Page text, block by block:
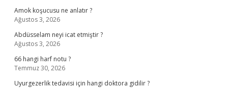
Amok koşucusu ne anlatır ?
Ağustos 3, 2026
Abdüsselam neyi icat etmiştir ?
Ağustos 3, 2026
66 hangi harf notu ?
Temmuz 30, 2026
Uyurgezerlik tedavisi için hangi doktora gidilir ?